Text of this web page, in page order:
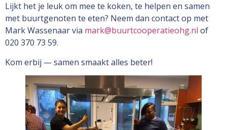
Lijkt het je leuk om mee te koken, te helpen en samen
met buurtgenoten te eten? Neem dan contact op met
Mark Wassenaar via mark@buurtcooperatieohg.nl of
020 370 73 59.
Kom erbij — samen smaakt alles beter!